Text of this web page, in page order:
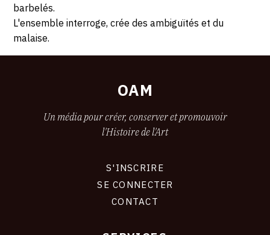
barbelés.
L'ensemble interroge, crée des ambiguïtés et du
malaise.
OAM
Un média pour créer, conserver et promouvoir
l'Histoire de l'Art
S'INSCRIRE
SE CONNECTER
CONTACT